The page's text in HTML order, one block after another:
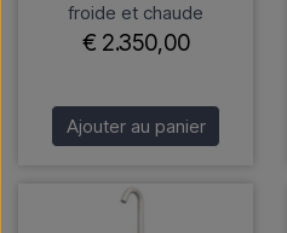
froide et chaude
€ 2.350,00
Ajouter au panier